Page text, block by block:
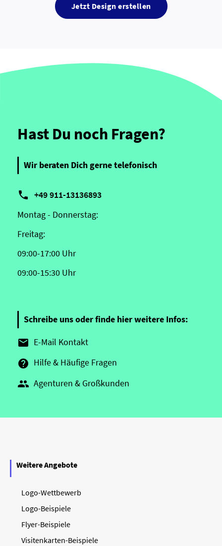
Jetzt Design erstellen
Hast Du noch Fragen?
Wir beraten Dich gerne telefonisch
 +49 911-13136893
Montag - Donnerstag:
Freitag:
09:00-17:00 Uhr
09:00-15:30 Uhr
Schreibe uns oder finde hier weitere Infos:
 E-Mail Kontakt
 Hilfe & Häufige Fragen
 Agenturen & Großkunden
Weitere Angebote
Logo-Wettbewerb
Logo-Beispiele
Flyer-Beispiele
Visitenkarten-Beispiele